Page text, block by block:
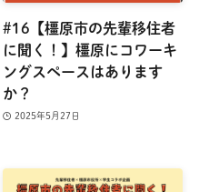
#16【橿原市の先輩移住者
に聞く！】橿原にコワーキ
ングスペースはあります
か？
2025年5月27日